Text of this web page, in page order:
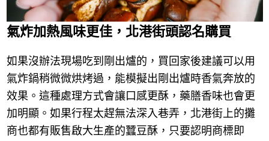
氣炸加熱風味更佳，北港街頭認名購買
如果沒辦法現場吃到剛出爐的，買回家後建議可以用
氣炸鍋稍微微烘烤過，能模擬出剛出爐時香氣奔放的
效果。這種處理方式會讓口感更酥，藥膳香味也會更
加明顯。如果行程太趕無法深入巷弄，北港街上的攤
商也都有販售啟大生產的蠶豆酥，只要認明商標即